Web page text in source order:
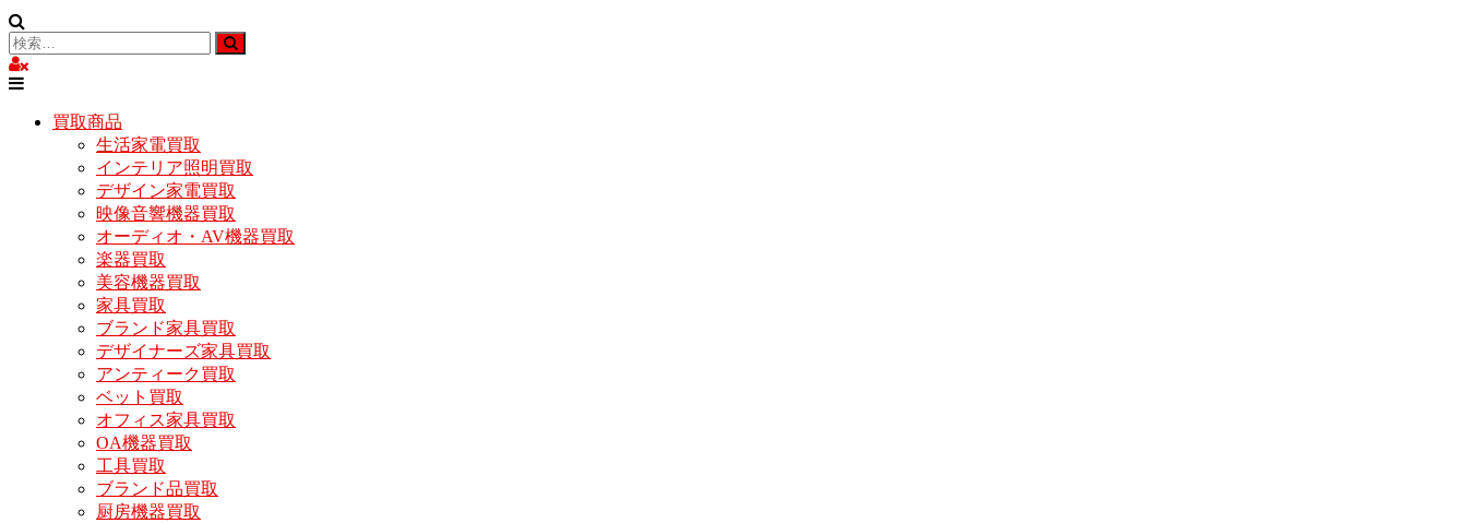
買取商品
生活家電買取
インテリア照明買取
デザイン家電買取
映像音響機器買取
オーディオ・AV機器買取
楽器買取
美容機器買取
家具買取
ブランド家具買取
デザイナーズ家具買取
アンティーク買取
ベット買取
オフィス家具買取
OA機器買取
工具買取
ブランド品買取
厨房機器買取